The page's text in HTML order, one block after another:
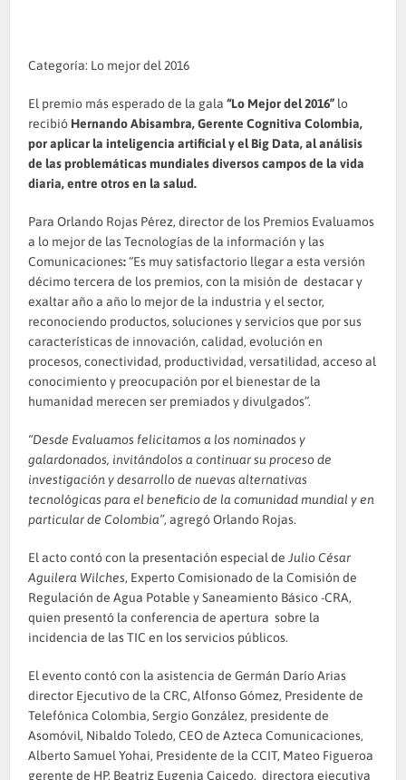
Categoría: Lo mejor del 2016
El premio más esperado de la gala“Lo Mejor del 2016” lo
recibió Hernando Abisambra, Gerente Cognitiva Colombia,
por aplicar la inteligencia artificial y el Big Data, al análisis
de las problemáticas mundiales diversos campos de la vida
diaria, entre otros en la salud.
Para Orlando Rojas Pérez, director de los Premios Evaluamos
a lo mejor de las Tecnologías de la información y las
Comunicaciones:“Es muy satisfactorio llegar a esta versión
décimo tercera de los premios, con la misión de destacar y
exaltar año a año lo mejor de la industria y el sector,
reconociendo productos, soluciones y servicios que por sus
características de innovación, calidad, evolución en
procesos, conectividad, productividad, versatilidad, acceso al
conocimiento y preocupación por el bienestar de la
humanidad merecen ser premiados y divulgados”.
“Desde Evaluamos felicitamos a los nominados y
galardonados, invitándolos a continuar su proceso de
investigación y desarrollo de nuevas alternativas
tecnológicas para el beneficio de la comunidad mundial y en
particular de Colombia”, agregó Orlando Rojas.
El acto contó con la presentación especial de Julio César
Aguilera Wilches, Experto Comisionado de la Comisión de
Regulación de Agua Potable y Saneamiento Básico -CRA,
quien presentó la conferencia de apertura sobre la
incidencia de las TIC en los servicios públicos.
El evento contó con la asistencia de Germán Darío Arias
director Ejecutivo de la CRC, Alfonso Gómez, Presidente de
Telefónica Colombia, Sergio González, presidente de
Asomóvil, Nibaldo Toledo, CEO de Azteca Comunicaciones,
Alberto Samuel Yohai, Presidente de la CCIT, Mateo Figueroa
gerente de HP, Beatriz Eugenia Caicedo, directora ejecutiva